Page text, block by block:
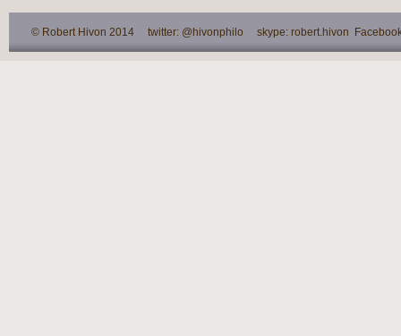
© Robert Hivon 2014 twitter: @hivonphilo skype: robert.hivon